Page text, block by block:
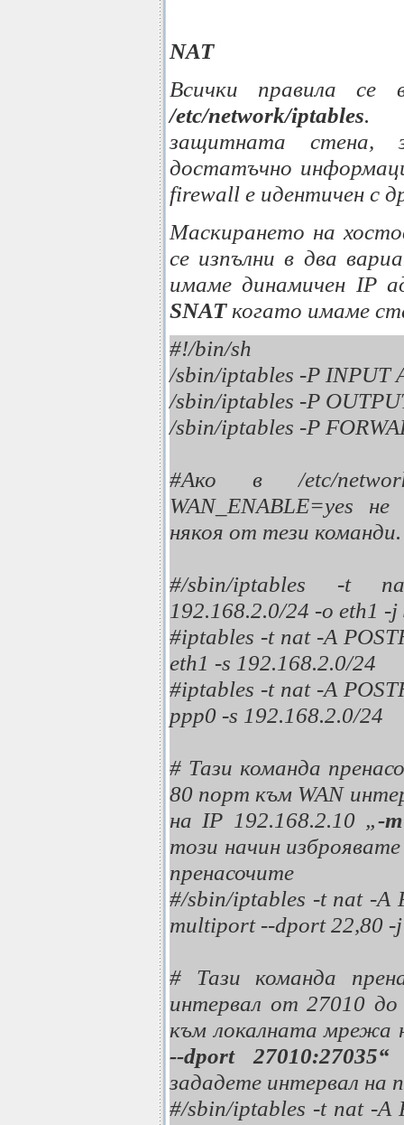
NAT
Всички правила се
/etc/network/iptables.
защитната стена,
достатъчно
firewall е идентичен с
Маскирането на
се изпълни в два
имаме динамичен IP
SNAT когато имаме
#!/bin/sh
/sbin/iptables -P INPUT
/sbin/iptables -P
/sbin/iptables -P
#Ако в /etc/
WAN_ENABLE=yes
някоя от тези команди.
#/sbin/iptables -t
192.168.2.0/24 -o eth1 -
#iptables -t nat -A
eth1 -s 192.168.2.0/24
#iptables -t nat -A
ppp0 -s 192.168.2.0/24
# Тази команда
80 порт към WAN
на IP 192.168.2.10 „-
този начин
пренасочите
#/sbin/iptables -t nat -A
multiport --dport 22,80 -
# Тази команда
интервал от 27010
към локалната мрежа
--dport 27010:27035“
зададете интервал на
#/sbin/iptables -t nat -A